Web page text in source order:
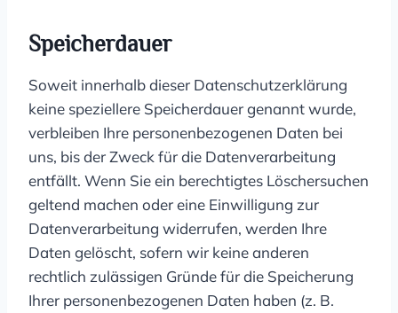
Speicherdauer
Soweit innerhalb dieser Datenschutzerklärung
keine speziellere Speicherdauer genannt wurde,
verbleiben Ihre personenbezogenen Daten bei
uns, bis der Zweck für die Datenverarbeitung
entfällt. Wenn Sie ein berechtigtes Löschersuchen
geltend machen oder eine Einwilligung zur
Datenverarbeitung widerrufen, werden Ihre
Daten gelöscht, sofern wir keine anderen
rechtlich zulässigen Gründe für die Speicherung
Ihrer personenbezogenen Daten haben (z. B.